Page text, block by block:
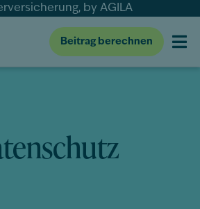
by AGILA
Beitrag berechnen